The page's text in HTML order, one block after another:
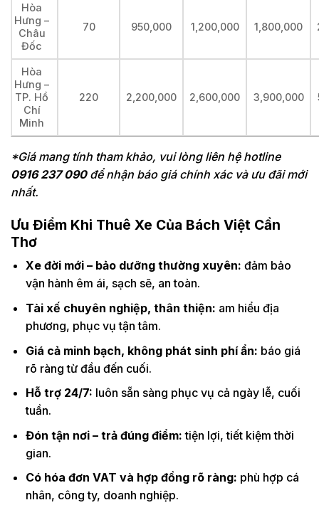
Hòa
Hưng –
Châu
Đốc
70 950,000 1,200,000 1,800,000
Hòa
Hưng –
TP. Hồ
Chí
Minh
220 2,200,000 2,600,000 3,900,000
*Giá mang tính tham khảo, vui lòng liên hệ hotline
0916 237 090để nhận báo giá chính xác và ưu đãi mới
nhất.
Ưu Điểm Khi Thuê Xe Của Bách Việt Cần
Thơ
Xe đời mới – bảo dưỡng thường xuyên: đảm bảo
vận hành êm ái, sạch sẽ, an toàn.
Tài xế chuyên nghiệp, thân thiện: am hiểu địa
phương, phục vụ tận tâm.
Giá cả minh bạch, không phát sinh phí ẩn: báo giá
rõ ràng từ đầu đến cuối.
Hỗ trợ 24/7: luôn sẵn sàng phục vụ cả ngày lễ, cuối
tuần.
Đón tận nơi – trả đúng điểm: tiện lợi, tiết kiệm thời
gian.
Có hóa đơn VAT và hợp đồng rõ ràng: phù hợp cá
nhân, công ty, doanh nghiệp.